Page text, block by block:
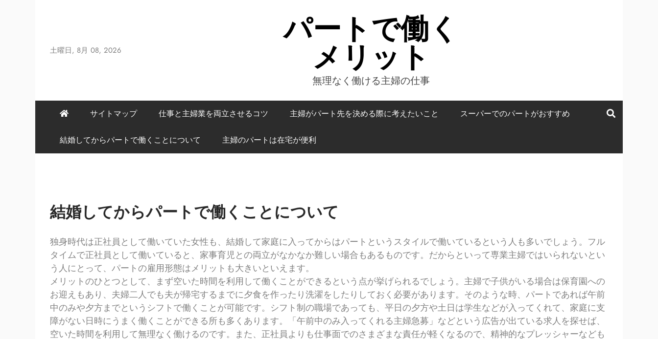
土曜日, 8月 08, 2026
パートで働く
メリット
無理なく働ける主婦の仕事
サイトマップ 仕事と主婦業を両立させるコツ 主婦がパート先を決める際に考えたいこと スーパーでのパートがおすすめ
結婚してからパートで働くことについて 主婦のパートは在宅が便利
結婚してからパートで働くことについて
独身時代は正社員として働いていた女性も、結婚して家庭に入ってからはパートというスタイルで働いているという人も多いでしょう。フル
タイムで正社員として働いていると、家事育児との両立がなかなか難しい場合もあるものです。だからといって専業主婦ではいられないとい
う人にとって、パートの雇用形態はメリットも大きいといえます。
メリットのひとつとして、まず空いた時間を利用して働くことができるという点が挙げられるでしょう。主婦で子供がいる場合は保育園への
お迎えもあり、夫婦二人でも夫が帰宅するまでに夕食を作ったり洗濯をしたりしておく必要があります。そのような時、パートであれば午前
中のみや夕方までというシフトで働くことが可能です。シフト制の職場であっても、平日の夕方や土日は学生などが入ってくれて、家庭に支
障がない日時にうまく働くことができる所も多くあります。「午前中のみ入ってくれる主婦急募」などという広告が出ている求人を探せば、
空いた時間を利用して無理なく働けるのです。また、正社員よりも仕事面でのさまざまな責任が軽くなるので、精神的なプレッシャーなども